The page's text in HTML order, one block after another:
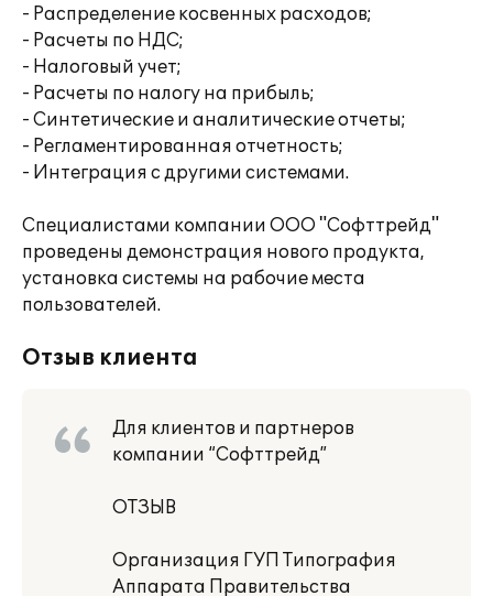
- Распределение косвенных расходов;
- Расчеты по НДС;
- Налоговый учет;
- Расчеты по налогу на прибыль;
- Синтетические и аналитические отчеты;
- Регламентированная отчетность;
- Интеграция с другими системами.
Специалистами компании ООО "Софттрейд"
проведены демонстрация нового продукта,
установка системы на рабочие места
пользователей.
Отзыв клиента
Для клиентов и партнеров
компании “Софттрейд”
ОТЗЫВ
Организация ГУП Типография
Аппарата Правительства